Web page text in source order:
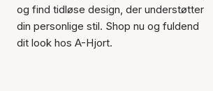
og find tidløse design, der understøtter
din personlige stil. Shop nu og fuldend
dit look hos A-Hjort.